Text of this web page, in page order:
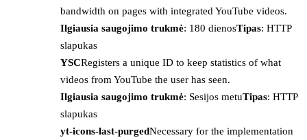
bandwidth on pages with integrated YouTube videos.
Ilgiausia saugojimo trukmė: 180 dienosTipas: HTTP
slapukas
YSCRegisters a unique ID to keep statistics of what
videos from YouTube the user has seen.
Ilgiausia saugojimo trukmė: Sesijos metuTipas: HTTP
slapukas
yt-icons-last-purgedNecessary for the implementation